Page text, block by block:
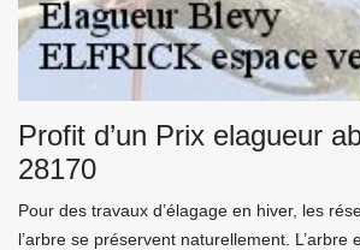
Profit d’un Prix elagueur
28170
Pour des travaux d’élagage en hiver, les
l’arbre se préservent naturellement. L’arbre